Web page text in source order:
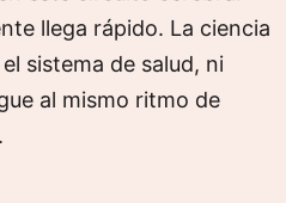
llega rápido. La ciencia
sistema de salud, ni
al mismo ritmo de